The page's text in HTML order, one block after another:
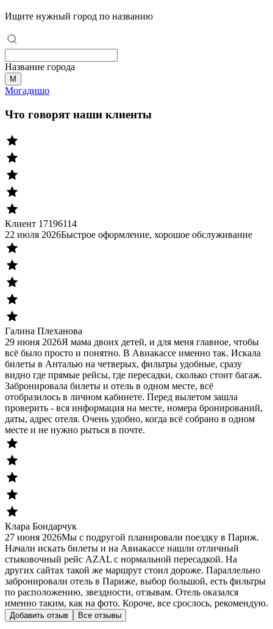
Ищите нужный город по названию
Название города
М
Могадишо
Что говорят наши клиенты
Клиент 17196114
22 июля 2026Быстрое оформление, хорошое обслуживание
Галина Плеханова
29 июня 2026Я мама двоих детей, и для меня главное, чтобы
всё было просто и понятно. В Авиакассе именно так. Искала
билеты в Анталью на четверых, фильтры удобные, сразу
видно где прямые рейсы, где пересадки, сколько стоит багаж.
Забронировала билеты и отель в одном месте, всё
отобразилось в личном кабинете. Перед вылетом зашла
проверить - вся информация на месте, номера бронирований,
даты, адрес отеля. Очень удобно, когда всё собрано в одном
месте и не нужно рыться в почте.
Клара Бондарчук
27 июня 2026Мы с подругой планировали поездку в Париж.
Начали искать билеты и на Авиакассе нашли отличный
стыковочный рейс AZAL с нормальной пересадкой. На
других сайтах такой же маршрут стоил дороже. Параллельно
забронировали отель в Париже, выбор большой, есть фильтры
по расположению, звездности, отзывам. Отель оказался
именно таким, как на фото. Короче, все срослось, рекомендую.
Добавить отзыв Все отзывы